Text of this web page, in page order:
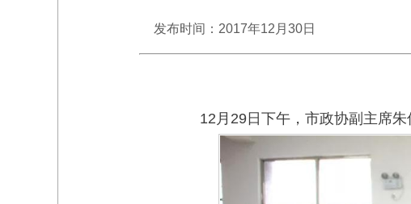
发布时间：2017年12月30日
12月29日下午，市政协副主席